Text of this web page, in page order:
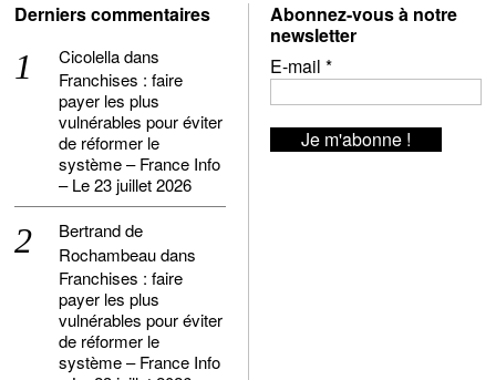
Derniers commentaires
Cicolelladans
Franchises : faire
payer les plus
vulnérables pour éviter
de réformer le
système – France Info
– Le 23 juillet 2026
Bertrand de
Rochambeaudans
Franchises : faire
payer les plus
vulnérables pour éviter
de réformer le
système – France Info
Abonnez-vous à notre
newsletter
E-mail *